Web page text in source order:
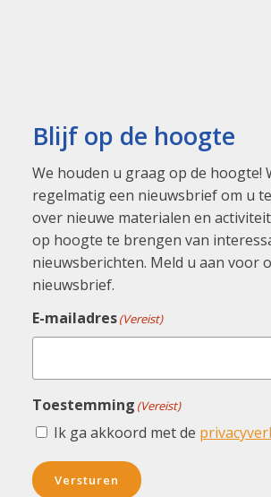
Blijf op de hoogte
We houden u graag op de hoogte!
regelmatig een nieuwsbrief om u
over nieuwe materialen en
op hoogte te brengen van
nieuwsberichten. Meld u aan voor
nieuwsbrief.
E-mailadres(Vereist)
Toestemming (Vereist)
Ik ga akkoord met de
Versturen